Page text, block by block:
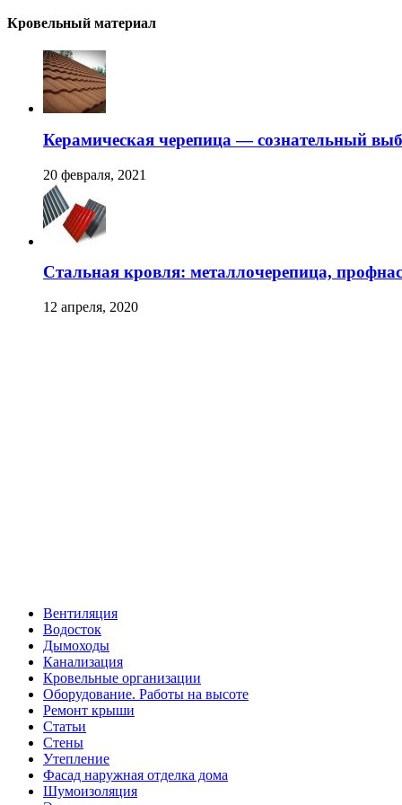
Кровельный материал
Керамическая черепица — сознательный
20 февраля, 2021
Стальная кровля: металлочерепица,
12 апреля, 2020
Вентиляция
Водосток
Дымоходы
Канализация
Кровельные организации
Оборудование. Работы на высоте
Ремонт крыши
Статьи
Стены
Утепление
Фасад наружная отделка дома
Шумоизоляция